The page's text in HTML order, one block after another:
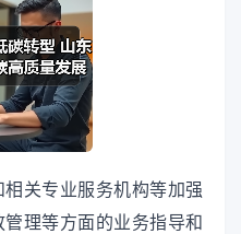
关专业服务机构等加强
理等方面的业务指导和